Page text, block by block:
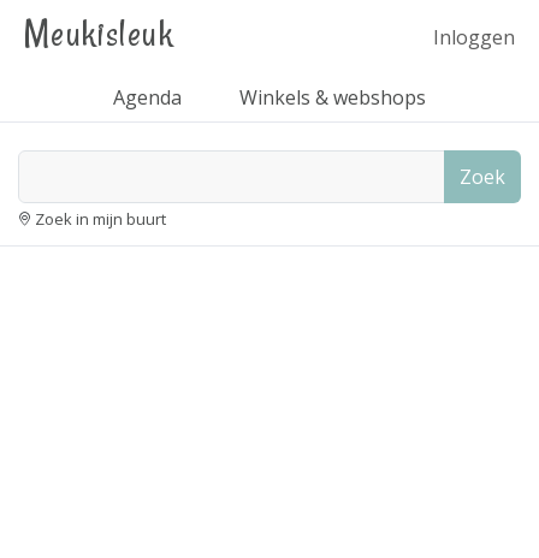
Meukisleuk Inloggen
Agenda Winkels & webshops
Zoek
Zoek in mijn buurt